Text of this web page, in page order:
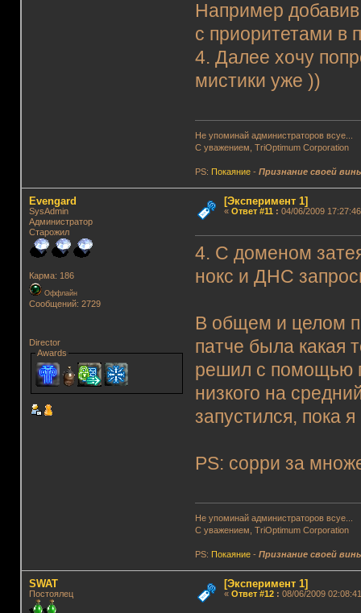
Например
с приоритетами в
4. Далее хочу
мистики уже ))
Не упоминай администраторов всуе...
С уважением, TriOptimum Corporation
PS: Покаяние -Признание своей
Evengard
SysAdmin
Администратор
Старожил
Карма: 186
Оффлайн
Сообщений: 2729
Director
Awards
[Эксперимент 1]
« Ответ #11: 04/06/2009
4. С доменом
нокс и ДНС
В общем и целом
патче была какая
решил с помощью
низкого на
запустился, пока
PS: сорри за
Не упоминай администраторов всуе...
С уважением, TriOptimum Corporation
PS: Покаяние -Признание своей
SWAT
Постоялец
[Эксперимент 1]
« Ответ #12: 08/06/2009